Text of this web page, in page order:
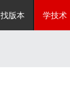
找版本 学技术